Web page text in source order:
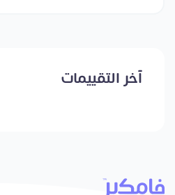
آخر التقييمات